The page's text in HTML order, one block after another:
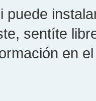
puede
sentíte
en